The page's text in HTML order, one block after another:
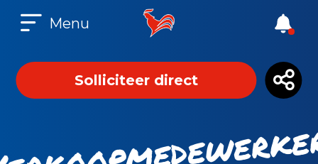
Menu
Solliciteer direct